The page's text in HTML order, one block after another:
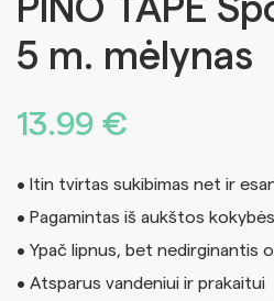
PINO TAPE
5 m. mėlynas
13.99 €
• Itin tvirtas sukibimas net ir
• Pagamintas iš aukštos
• Ypač lipnus, bet nedirginantis
• Atsparus vandeniui ir prakaitui